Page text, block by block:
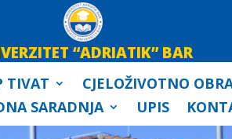
“ADRIATIK” BAR
TIVAT CJELOŽIVOTNO
SARADNJA
UPIS